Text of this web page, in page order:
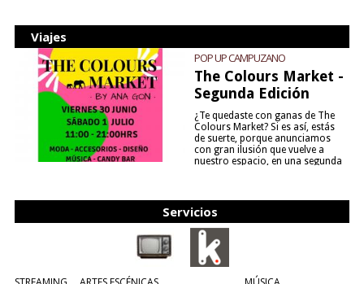
Viajes
POP UP CAMPUZANO
The Colours Market -
Segunda Edición
¿Te quedaste con ganas de The
Colours Market? Si es así, estás
de suerte, porque anunciamos
con gran ilusión que vuelve a
nuestro espacio, en una segunda
Servicios